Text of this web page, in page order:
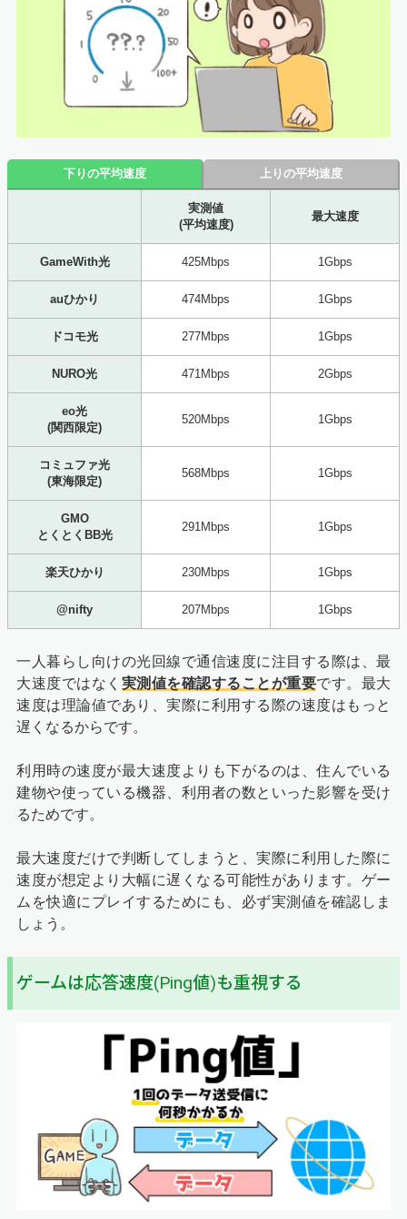
下りの平均速度 上りの平均速度
実測値
(平均速度)
最大速度
GameWith光 425Mbps 1Gbps
auひかり 474Mbps 1Gbps
ドコモ光 277Mbps 1Gbps
NURO光 471Mbps 2Gbps
eo光
(関西限定)
520Mbps 1Gbps
コミュファ光
(東海限定)
568Mbps 1Gbps
GMO
とくとくBB光
291Mbps 1Gbps
楽天ひかり 230Mbps 1Gbps
@nifty 207Mbps 1Gbps
一人暮らし向けの光回線で通信速度に注目する際は、最
大速度ではなく 実測値を確認することが重要です。最大
速度は理論値であり、実際に利用する際の速度はもっと
遅くなるからです。
利用時の速度が最大速度よりも下がるのは、住んでいる
建物や使っている機器、利用者の数といった影響を受け
るためです。
最大速度だけで判断してしまうと、実際に利用した際に
速度が想定より大幅に遅くなる可能性があります。ゲー
ムを快適にプレイするためにも、必ず実測値を確認しま
しょう。
ゲームは応答速度(Ping値)も重視する